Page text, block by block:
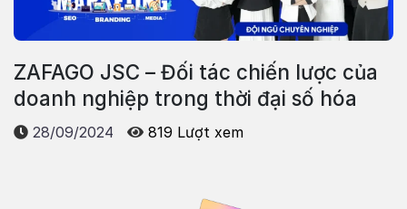
ZAFAGO JSC – Đối tác chiến lược của
doanh nghiệp trong thời đại số hóa
28/09/2024 819 Lượt xem